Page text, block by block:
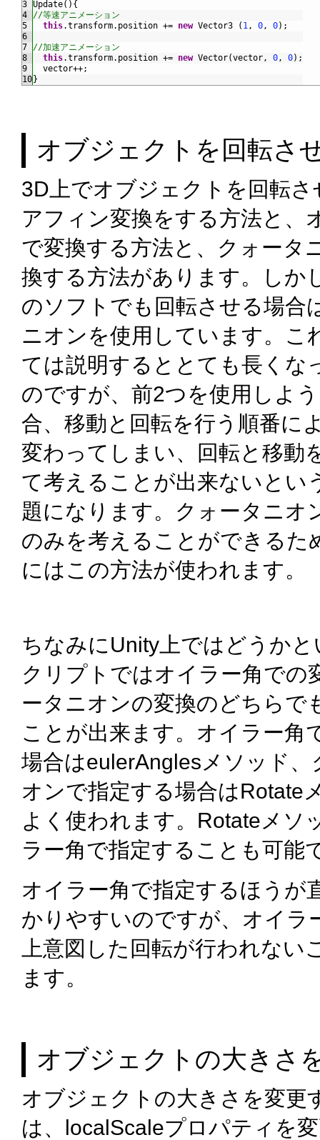
3
4
5
6
7
8
9
10
Update( ) {
//等速アニメーション
this.transform. position += new Vector3 ( 1, 0, 0) ;
//加速アニメーション
this.transform. position += new Vector(vector, 0, 0) ;
vector++;
}
オブジェクトを回転さ
3D上でオブジェクトを回転さ
アフィン変換をする方法と、
で変換する方法と、クォータ
換する方法があります。しか
のソフトでも回転させる場合
ニオンを使用しています。こ
ては説明するととても長くな
のですが、前2つを使用しよ
合、移動と回転を行う順番に
変わってしまい、回転と移動
て考えることが出来ないとい
題になります。クォータニオ
のみを考えることができるた
にはこの方法が使われます。
ちなみにUnity上ではどうか
クリプトではオイラー角での
ータニオンの変換のどちらで
ことが出来ます。オイラー角
場合はeulerAnglesメソッド、
オンで指定する場合はRotate
よく使われます。Rotateメソ
ラー角で指定することも可能
オイラー角で指定するほうが
かりやすいのですが、オイラ
上意図した回転が行われない
ます。
オブジェクトの大きさ
オブジェクトの大きさを変更
は、localScaleプロパティを